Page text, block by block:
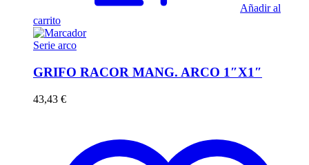
Añadir al
carrito
Serie arco
GRIFO RACOR MANG. ARCO 1″X1″
43,43 €